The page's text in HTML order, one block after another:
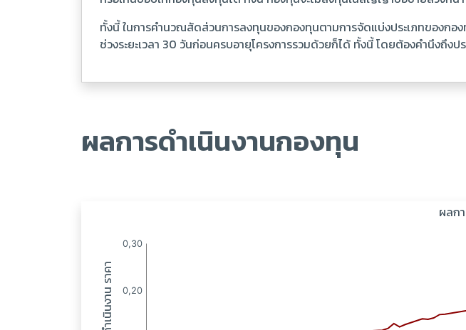
ทั้งนี้ ในการคำนวณสัดส่วนการลงทุนของกองทุนตามการจัดแบ่งประเภทของกอ
ช่วงระยะเวลา 30 วันก่อนครบอายุโครงการรวมด้วยก็ได้ ทั้งนี้ โดยต้องคำนึงถึง
ผลการดำเนินงานกองทุน